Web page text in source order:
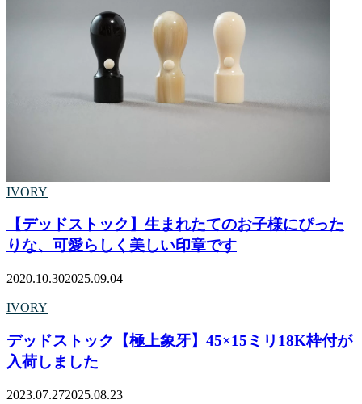
IVORY
【デッドストック】生まれたてのお子様にぴった
りな、可愛らしく美しい印章です
2020.10.302025.09.04
IVORY
デッドストック【極上象牙】45×15ミリ18K枠付が
入荷しました
2023.07.272025.08.23